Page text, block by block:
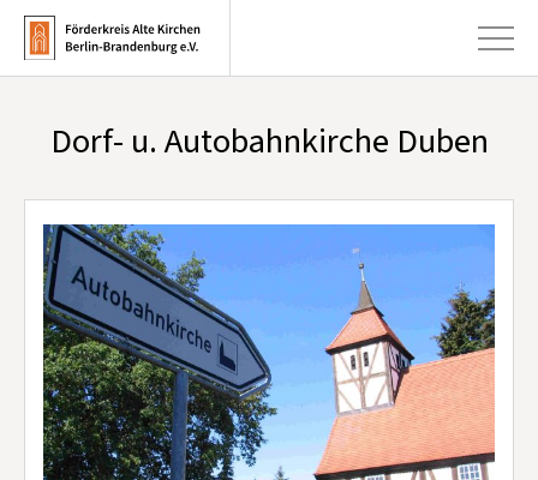
Kirchen +
Publikationen +
Kunst & Kultur +
Förderung & Spenden +
Über uns +
Dorf- u. Autobahnkirche Duben